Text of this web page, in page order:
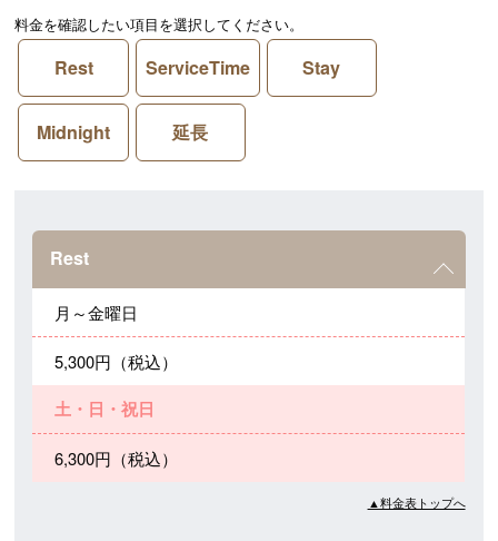
料金を確認したい項目を選択してください。
Rest ServiceTime Stay
Midnight 延長
Rest
月～金曜日
5,300円（税込）
土・日・祝日
6,300円（税込）
▲料金表トップへ